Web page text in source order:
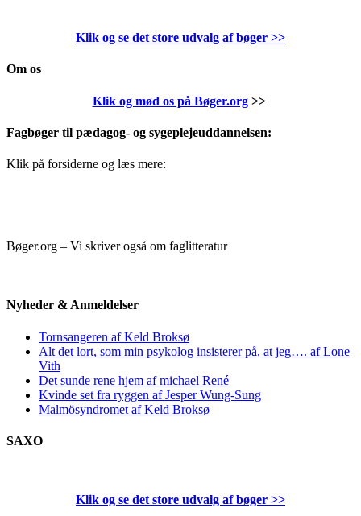
Klik og se det store udvalg af bøger >>
Om os
Klik og mød os på Bøger.org>>
Fagbøger til pædagog- og sygeplejeuddannelsen:
Klik på forsiderne og læs mere:
Bøger.org – Vi skriver også om faglitteratur
Nyheder & Anmeldelser
Tornsangeren af Keld Broksø
Alt det lort, som min psykolog insisterer på, at jeg…. af Lone
Vith
Det sunde rene hjem af michael René
Kvinde set fra ryggen af Jesper Wung-Sung
Malmösyndromet af Keld Broksø
SAXO
Klik og se det store udvalg af bøger >>